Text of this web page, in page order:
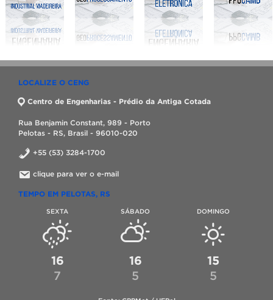
LOCALIZE O CENG
Centro de Engenharias - Prédio da Antiga Cotada
Rua Benjamin Constant, 989 - Porto
Pelotas - RS, Brasil - 96010-020
+55 (53) 3284-1700
clique para ver o e-mail
TEMPO EM PELOTAS, RS
SEXTA
16
7
SÁBADO
16
5
DOMINGO
15
5